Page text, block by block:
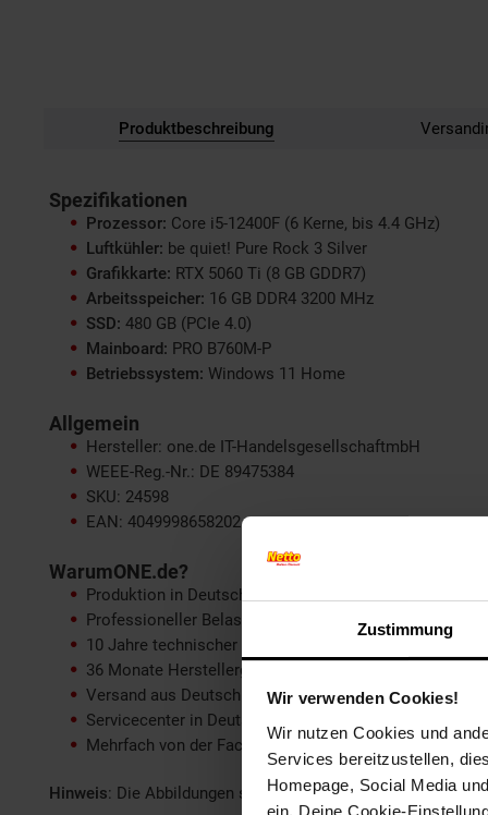
Zustimmung
Wir verwenden Cookies!
Wir nutzen Cookies und
Services bereitzustellen,
Homepage, Social Media
ein. Deine Cookie-
Produktbeschreibung
Spezifikationen
Prozessor: Core i5-12400F (6 Kerne, bis 4.4 GHz)
Luftkühler: be quiet! Pure Rock 3 Silver
Grafikkarte: RTX 5060 Ti (8 GB GDDR7)
Arbeitsspeicher: 16 GB DDR4 3200 MHz
SSD: 480 GB (PCIe 4.0)
Mainboard: PRO B760M-P
Betriebssystem: Windows 11 Home
Allgemein
Hersteller: one.de IT-HandelsgesellschaftmbH
WEEE-Reg.-Nr.: DE 89475384
SKU: 24598
EAN: 4049998658202
WarumONE.de?
Produktion in Deutschland
Professioneller Belastungstest
10 Jahre technischer Support
36 Monate Herstellergarantie
Versand aus Deutschland mit DHL
Servicecenter in Deutschland
Mehrfach von der Fachpresse ausgezeichnet
Hinweis: Die Abbildungen sind beispielhaft und können je